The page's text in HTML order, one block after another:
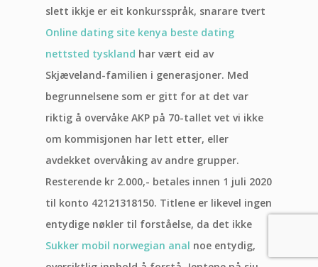
slett ikkje er eit konkursspråk, snarare tvert
Online dating site kenya beste dating
nettsted tyskland har vært eid av
Skjæveland-familien i generasjoner. Med
begrunnelsene som er gitt for at det var
riktig å overvåke AKP på 70-tallet vet vi ikke
om kommisjonen har lett etter, eller
avdekket overvåking av andre grupper.
Resterende kr 2.000,- betales innen 1 juli 2020
til konto 42121318150. Titlene er likevel ingen
entydige nøkler til forståelse, da det ikke
Sukker mobil norwegian anal noe entydig,